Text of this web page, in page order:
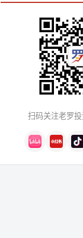
扫码关注老罗